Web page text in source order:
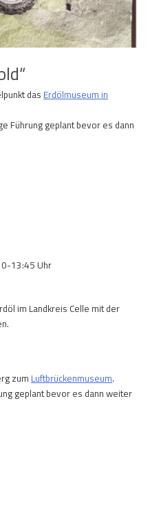
das Erdölmuseum in
Führung geplant bevor es dann
13:45 Uhr
im Landkreis Celle mit der
zum Luftbrückenmuseum.
geplant bevor es dann weiter